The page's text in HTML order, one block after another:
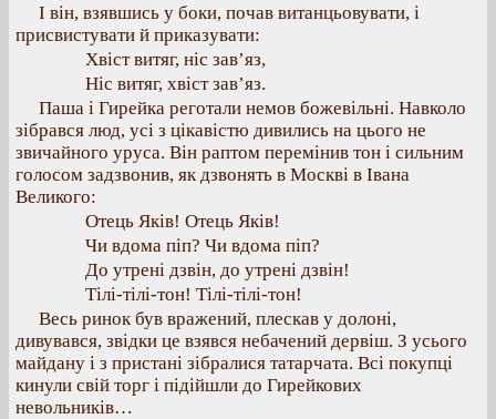
І він, взявшись у боки, почав витанцьовувати, і
присвистувати й приказувати:
Хвіст витяг, ніс зав’яз,
Ніс витяг, хвіст зав’яз.
Паша і Гирейка реготали немов божевільні. Навколо
зібрався люд, усі з цікавістю дивились на цього не
звичайного уруса. Він раптом перемінив тон і сильним
голосом задзвонив, як дзвонять в Москві в Івана
Великого:
Отець Яків! Отець Яків!
Чи вдома піп? Чи вдома піп?
До утрені дзвін, до утрені дзвін!
Тілі-тілі-тон! Тілі-тілі-тон!
Весь ринок був вражений, плескав у долоні,
дивувався, звідки це взявся небачений дервіш. З усього
майдану і з пристані зібралися татарчата. Всі покупці
кинули свій торг і підійшли до Гирейкових
невольників…